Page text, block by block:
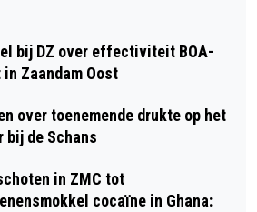
TE HALEN HIER NIET
MILJOENEN MET
UITSTOOT
bij DZ over effectiviteit BOA-
Zaandam Oost
over toenemende drukte op het
bij de Schans
in ZMC tot
cocaïne in Ghana: